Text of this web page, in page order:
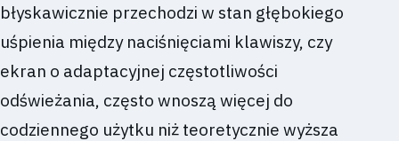
błyskawicznie przechodzi w stan głębokiego
uśpienia między naciśnięciami klawiszy, czy
ekran o adaptacyjnej częstotliwości
odświeżania, często wnoszą więcej do
codziennego użytku niż teoretycznie wyższa